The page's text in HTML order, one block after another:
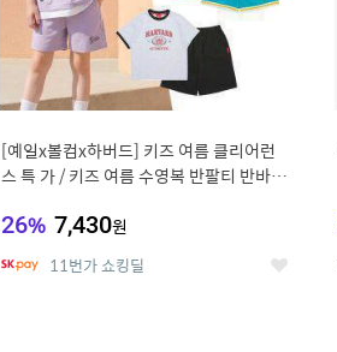
[예일x볼컴x하버드] 키즈 여름 클리어런
스 특 가 / 키즈 여름 수영복 반팔티 반바지
26% 7,430원
11번가 쇼킹딜 좋